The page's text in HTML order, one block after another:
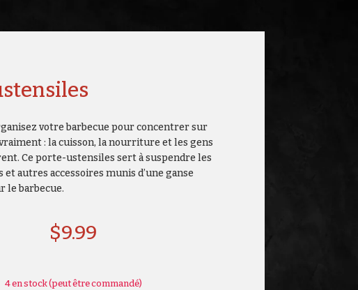
votre barbecue pour concentrer sur
: la cuisson, la nourriture et les gens
Ce porte-ustensiles sert à suspendre les
et autres accessoires munis d’une ganse
le barbecue.
$9.99
4 en stock (peut être commandé)